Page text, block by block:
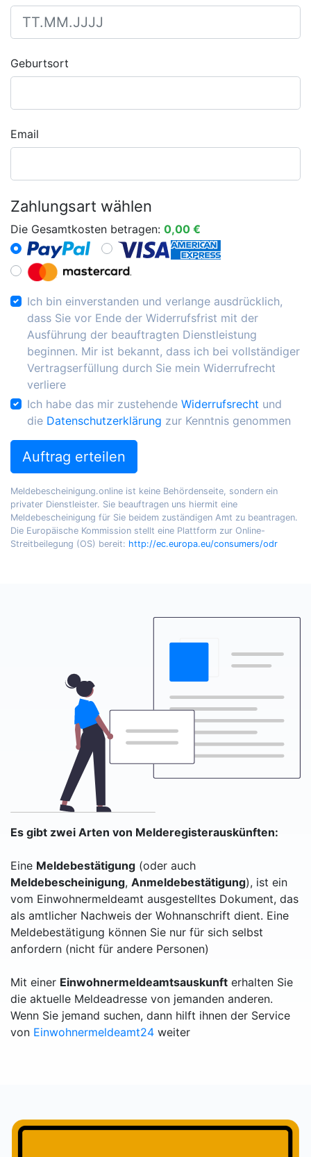
Geburtsort
Email
Zahlungsart wählen
Die Gesamtkosten betragen: 0,00 €
Ich bin einverstanden und verlange ausdrücklich,
dass Sie vor Ende der Widerrufsfrist mit der
Ausführung der beauftragten Dienstleistung
beginnen. Mir ist bekannt, dass ich bei vollständiger
Vertragserfüllung durch Sie mein Widerrufrecht
verliere
Ich habe das mir zustehende Widerrufsrecht und
die Datenschutzerklärung zur Kenntnis genommen
Auftrag erteilen
Meldebescheinigung.online ist keine Behördenseite, sondern ein
privater Dienstleister. Sie beauftragen uns hiermit eine
Meldebescheinigung für Sie beidem zuständigen Amt zu beantragen.
Die Europäische Kommission stellt eine Plattform zur Online-
Streitbeilegung (OS) bereit: http://ec.europa.eu/consumers/odr
Es gibt zwei Arten von Melderegisterauskünften:
Eine Meldebestätigung (oder auch
Meldebescheinigung, Anmeldebestätigung), ist ein
vom Einwohnermeldeamt ausgestelltes Dokument, das
als amtlicher Nachweis der Wohnanschrift dient. Eine
Meldebestätigung können Sie nur für sich selbst
anfordern (nicht für andere Personen)
Mit einer Einwohnermeldeamtsauskunft erhalten Sie
die aktuelle Meldeadresse von jemanden anderen.
Wenn Sie jemand suchen, dann hilft ihnen der Service
von Einwohnermeldeamt24 weiter